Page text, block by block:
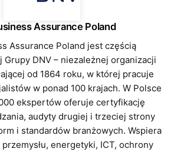
Assurance Poland
Assurance Poland jest częścią
Grupy DNV – niezależnej organizacji
od 1864 roku, w której pracuje
w ponad 100 krajach. W Polsce
ekspertów oferuje certyfikację
audyty drugiej i trzeciej strony
i standardów branżowych. Wspiera
energetyki, ICT, ochrony